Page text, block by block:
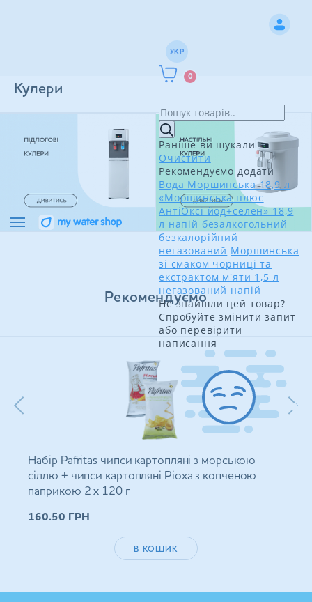
УКР
0
Раніше ви шукали
Очистити
Рекомендуємо додати
Вода Моршинська 18,9 л
«Моршинська плюс
АнтіОксі йод+селен» 18,9
л напій безалкогольний
безкалорійний
негазований Моршинська
зі смаком чорниці та
екстрактом м'яти 1,5 л
негазований напій
Не знайшли цей товар?
Спробуйте змінити запит
або перевірити
написання
Кулери
Рекомендуємо
Набір Pafritas чипси картопляні з морською
сіллю + чипси картопляні Ріоха з копченою
паприкою 2 х 120 г
160.50 ГРН
В КОШИК